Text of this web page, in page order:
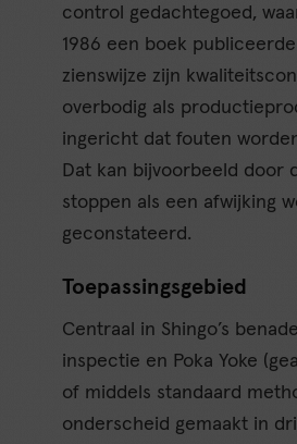
control gedachtegoed,
1986 een boek
zienswijze zijn
overbodig als
ingericht dat fouten
Dat kan bijvoorbeeld door
stoppen als een afwijking
geconstateerd.
Toepassingsgebied
Centraal in Shingo’s
inspectie en Poka Yoke
of middels standaard
onderscheid gemaakt in